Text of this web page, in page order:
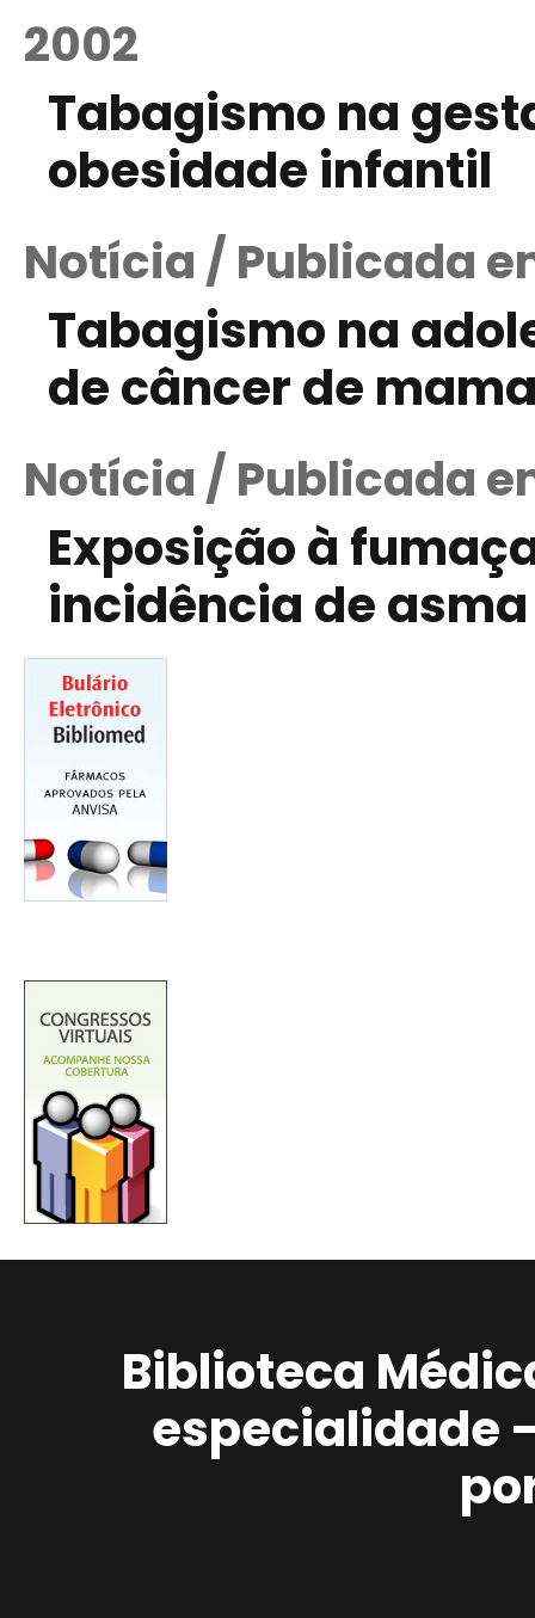
2002
Tabagismo na
obesidade infantil
Notícia / Publicada
Tabagismo na
de câncer de
Notícia / Publicada
Exposição à
incidência de
Biblioteca
especialidade